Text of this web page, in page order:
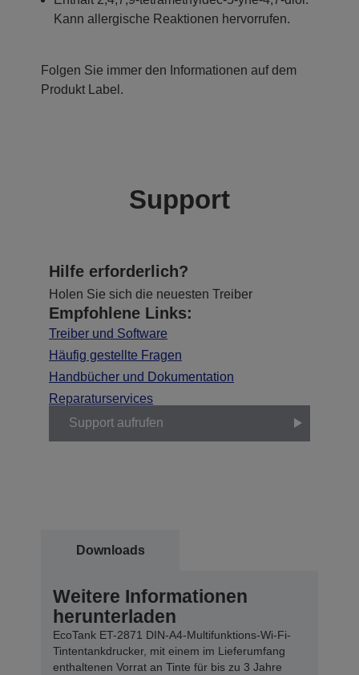
Kann allergische Reaktionen hervorrufen.
Folgen Sie immer den Informationen auf dem
Produkt Label.
Support
Hilfe erforderlich?
Holen Sie sich die neuesten Treiber
Empfohlene Links:
Treiber und Software
Häufig gestellte Fragen
Handbücher und Dokumentation
Reparaturservices
Support aufrufen
Downloads
Weitere Informationen
herunterladen
EcoTank ET-2871 DIN-A4-Multifunktions-Wi-Fi-
Tintentankdrucker, mit einem im Lieferumfang
enthaltenen Vorrat an Tinte für bis zu 3 Jahre